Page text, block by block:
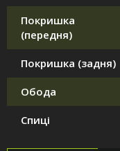
Покришка
(передня)
Покришка (задня)
Обода
Спиці